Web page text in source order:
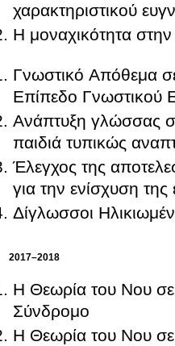
χαρακτηριστικού
Η μοναχικότητα στην
Γνωστικό Απόθεμα
Επίπεδο Γνωστικού
Ανάπτυξη γλώσσας
παιδιά τυπικώς
Έλεγχος της
για την ενίσχυση της
Δίγλωσσοι
2017–2018
Η Θεωρία του Νου
Σύνδρομο
Η Θεωρία του Νου